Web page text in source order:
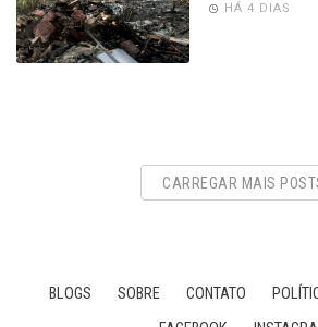
HÁ 4 DIAS
CARREGAR MAIS
BLOGS SOBRE CONTATO